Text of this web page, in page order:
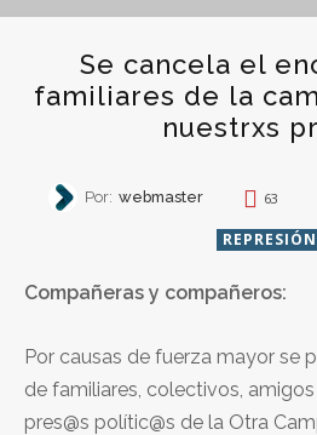
Se cancela el
familiares de la
nuestrxs
Por: webmaster 63
REPRESIÓN
Compañeras y compañeros:
Por causas de fuerza mayor se
de familiares, colectivos,
pres@s polític@s de la Otra